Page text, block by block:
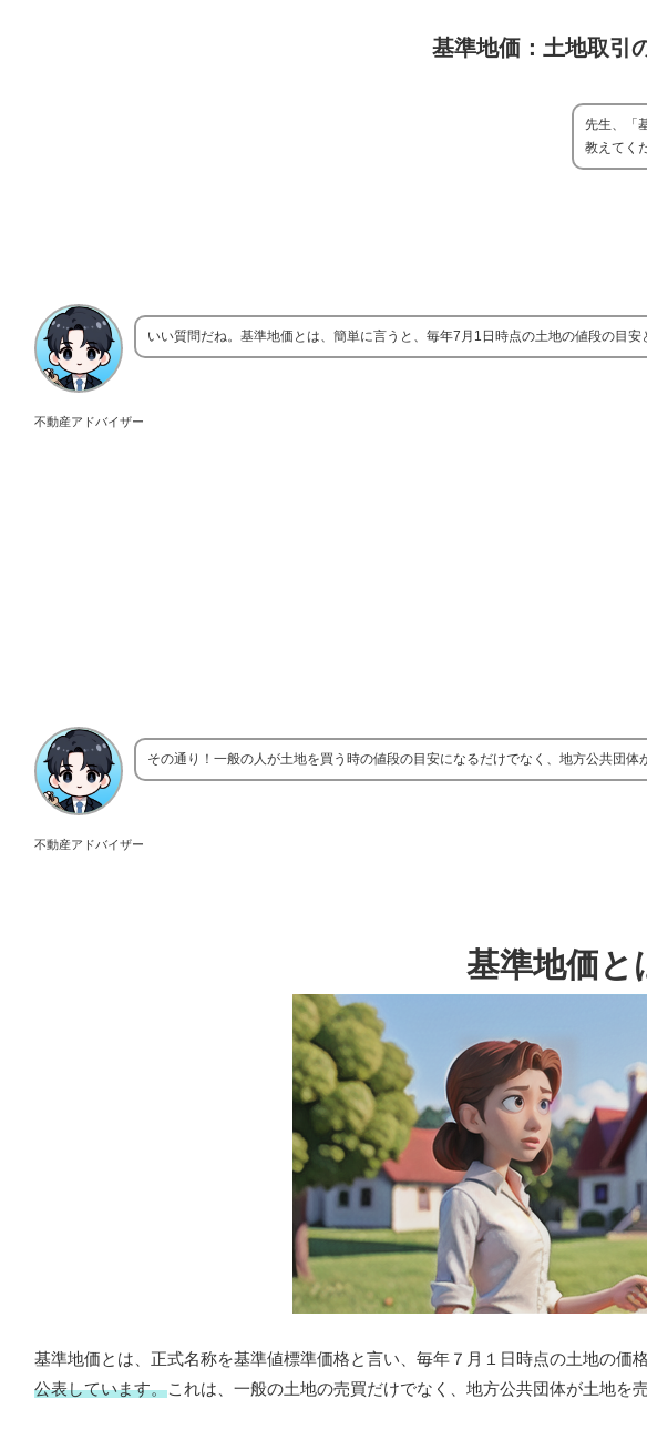
基準地価：土地取引
先生、「
教えてく
不動産アドバイザー
いい質問だね。基準地価とは、簡単に言うと、毎年7月1日時点の土地の値段の目
不動産アドバイザー
その通り！一般の人が土地を買う時の値段の目安になるだけでなく、地方公共団体
基準地価と
基準地価とは、正式名称を基準値標準価格と言い、毎年７月１日時点の土地の価
公表しています。これは、一般の土地の売買だけでなく、地方公共団体が土地を